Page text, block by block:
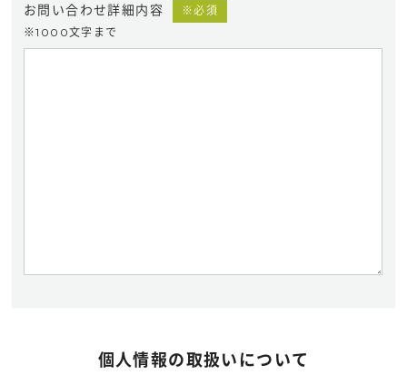
お問い合わせ詳細内容
※必須
※1000文字まで
個人情報の取扱いについて